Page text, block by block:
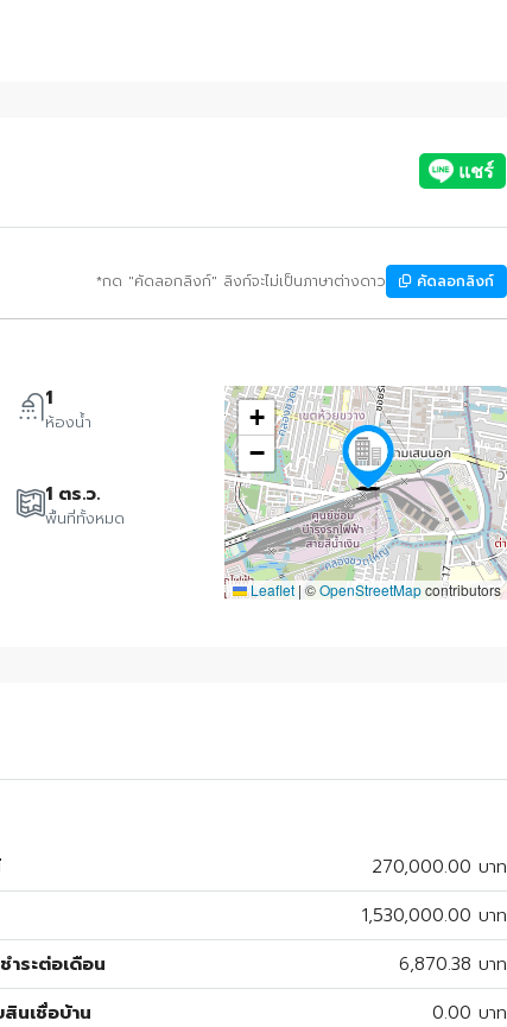
*กด "คัดลอกลิงก์" ลิงก์จะไม่เป็นภาษาต่างดาว คัดลอกลิงก์
1
ห้องน้ำ
1 ตร.ว.
พื้นที่ทั้งหมด
+
−
Leaflet | ©OpenStreetMapcontributors
270,000.00 บาท
1,530,000.00 บาท
ระต่อเดือน
6,870.38 บาท
นเชื่อบ้าน
0.00 บาท